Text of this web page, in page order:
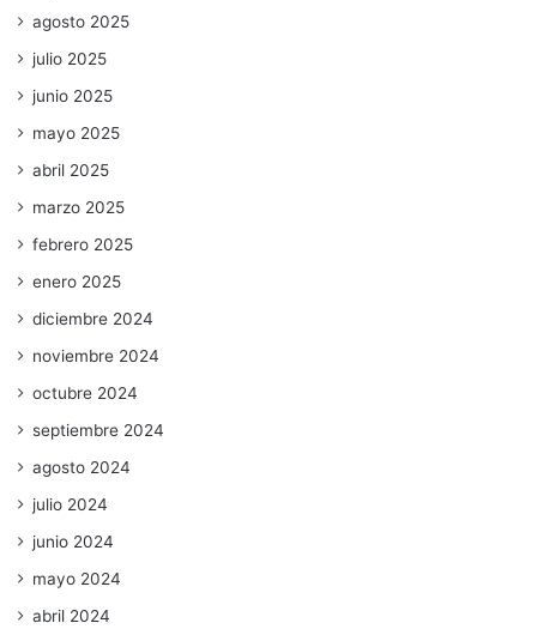
agosto 2025
julio 2025
junio 2025
mayo 2025
abril 2025
marzo 2025
febrero 2025
enero 2025
diciembre 2024
noviembre 2024
octubre 2024
septiembre 2024
agosto 2024
julio 2024
junio 2024
mayo 2024
abril 2024